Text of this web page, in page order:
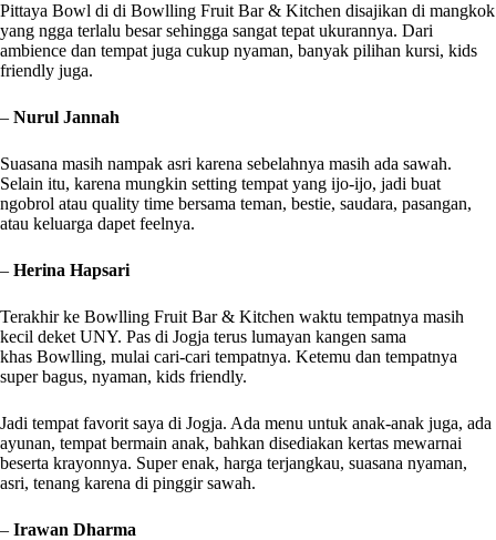
Pittaya Bowl di di Bowlling Fruit Bar & Kitchen disajikan di mangkok
yang ngga terlalu besar sehingga sangat tepat ukurannya. Dari
ambience dan tempat juga cukup nyaman, banyak pilihan kursi, kids
friendly juga.
– Nurul Jannah
Suasana masih nampak asri karena sebelahnya masih ada sawah.
Selain itu, karena mungkin setting tempat yang ijo-ijo, jadi buat
ngobrol atau quality time bersama teman, bestie, saudara, pasangan,
atau keluarga dapet feelnya.
– Herina Hapsari
Terakhir ke Bowlling Fruit Bar & Kitchen waktu tempatnya masih
kecil deket UNY. Pas di Jogja terus lumayan kangen sama
khas Bowlling, mulai cari-cari tempatnya. Ketemu dan tempatnya
super bagus, nyaman, kids friendly.
Jadi tempat favorit saya di Jogja. Ada menu untuk anak-anak juga, ada
ayunan, tempat bermain anak, bahkan disediakan kertas mewarnai
beserta krayonnya. Super enak, harga terjangkau, suasana nyaman,
asri, tenang karena di pinggir sawah.
– Irawan Dharma